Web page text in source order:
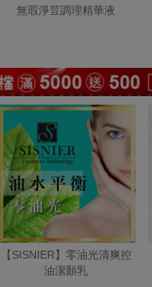
無瑕淨荳調理精華液
【SISNIER】零油光清爽控
油潔顏乳